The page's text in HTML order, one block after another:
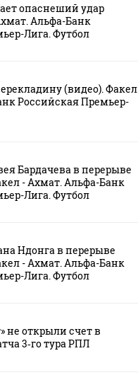
опаснеший удар
Альфа-Банк
Лига. Футбол
(видео). Факел
Российская Премьер-
Бардачева в перерыве
- Ахмат. Альфа-Банк
Лига. Футбол
Ндонга в перерыве
- Ахмат. Альфа-Банк
Лига. Футбол
не открыли счет в
3‑го тура РПЛ